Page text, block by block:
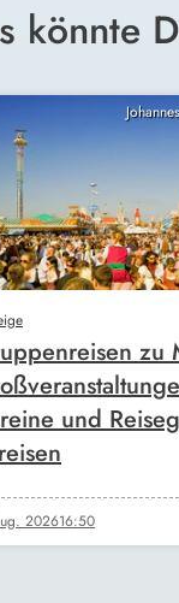
könnte
zu
und
202616:50